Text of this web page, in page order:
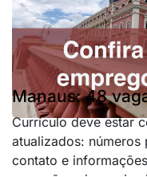
Manaus: 48
Currículo deve estar
atualizados: números
contato e